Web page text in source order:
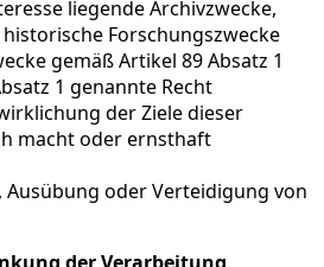
liegende Archivzwecke,
Forschungszwecke
gemäß Artikel 89 Absatz 1
1 genannte Recht
der Ziele dieser
macht oder ernsthaft
Ausübung oder Verteidigung von